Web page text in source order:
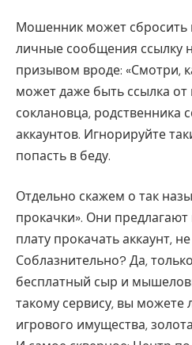
Мошенник может сбросить
личные сообщения ссылку
призывом вроде: «Смотри,
может даже быть ссылка
соклановца, родственника
аккаунтов. Игнорируйте
попасть в беду.
Отдельно скажем о так
прокачки». Они
плату прокачать аккаунт,
Соблазнительно? Да,
бесплатный сыр и
такому сервису, вы можете
игрового имущества,